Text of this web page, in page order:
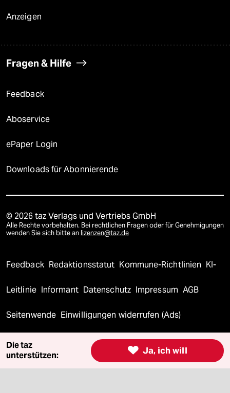
Anzeigen
Fragen & Hilfe
Feedback
Aboservice
ePaper Login
Downloads für Abonnierende
© 2026 taz Verlags und Vertriebs GmbH
Alle Rechte vorbehalten. Bei rechtlichen Fragen oder für Genehmigungen
wenden Sie sich bitte an lizenzen@taz.de
Feedback Redaktionsstatut Kommune-Richtlinien KI-
Leitlinie Informant Datenschutz Impressum AGB
Seitenwende Einwilligungen widerrufen (Ads)
 Ja, ich will
Die taz
unterstützen: